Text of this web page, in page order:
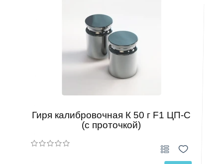
Гиря калибровочная К 50 г F1 ЦП-С
(с проточкой)